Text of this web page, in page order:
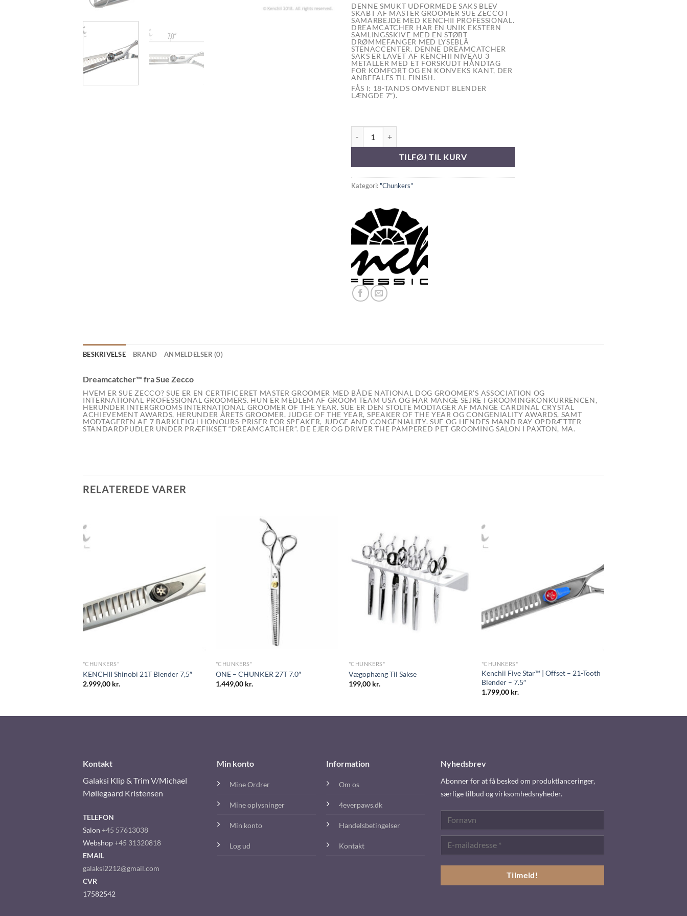
DENNE SMUKT UDFORMEDE SAKS BLEV
SKABT AF MASTER GROOMER SUE ZECCO I
SAMARBEJDE MED KENCHII PROFESSIONAL.
DREAMCATCHER HAR EN UNIK EKSTERN
SAMLINGSSKIVE MED EN STØBT
DRØMMEFANGER MED LYSEBLÅ
STENACCENTER. DENNE DREAMCATCHER
SAKS ER LAVET AF KENCHII NIVEAU 3
METALLER MED ET FORSKUDT HÅNDTAG
FOR KOMFORT OG EN KONVEKS KANT, DER
ANBEFALES TIL FINISH.
FÅS I: 18-TANDS OMVENDT BLENDER
LÆNGDE 7″).
TILFØJ TIL KURV
Kategori: "Chunkers"
BESKRIVELSE BRAND ANMELDELSER (0)
Dreamcatcher™ fra Sue Zecco
HVEM ER SUE ZECCO? SUE ER EN CERTIFICERET MASTER GROOMER MED BÅDE NATIONAL DOG GROOMER’S ASSOCIATION OG
INTERNATIONAL PROFESSIONAL GROOMERS. HUN ER MEDLEM AF GROOM TEAM USA OG HAR MANGE SEJRE I GROOMINGKONKURRENCEN,
HERUNDER INTERGROOMS INTERNATIONAL GROOMER OF THE YEAR. SUE ER DEN STOLTE MODTAGER AF MANGE CARDINAL CRYSTAL
ACHIEVEMENT AWARDS, HERUNDER ÅRETS GROOMER, JUDGE OF THE YEAR, SPEAKER OF THE YEAR OG CONGENIALITY AWARDS, SAMT
MODTAGEREN AF ​​7 BARKLEIGH HONOURS-PRISER FOR SPEAKER, JUDGE AND CONGENIALITY. SUE OG HENDES MAND RAY OPDRÆTTER
STANDARDPUDLER UNDER PRÆFIKSET “DREAMCATCHER”. DE EJER OG DRIVER THE PAMPERED PET GROOMING SALON I PAXTON, MA.
RELATEREDE VARER
"CHUNKERS"
KENCHII Shinobi 21T Blender 7,5″
2.999,00 kr.
"CHUNKERS"
ONE – CHUNKER 27T 7.0″
1.449,00 kr.
"CHUNKERS"
Vægophæng Til Sakse
199,00 kr.
"CHUNKERS"
Kenchii Five Star™ | Offset – 21-Tooth
Blender – 7.5″
1.799,00 kr.
Kontakt
Galaksi Klip & Trim V/Michael
Møllegaard Kristensen
TELEFON
Salon +45 57613038
Webshop+45 31320818
EMAIL
galaksi2212@gmail.com
CVR
17582542
Min konto
Mine Ordrer
Mine oplysninger
Min konto
Log ud
Information
Om os
4everpaws.dk
Handelsbetingelser
Kontakt
Nyhedsbrev
Abonner for at få besked om produktlanceringer,
særlige tilbud og virksomhedsnyheder.